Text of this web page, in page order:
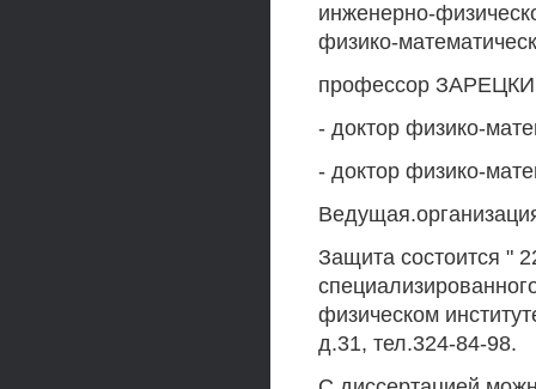
инженерно-
физико-
профессор
- доктор физико-
- доктор физико-
Защита состоится "
физическом
д.31, тел.324-84-98.